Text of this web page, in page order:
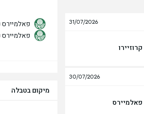
31/07/2026
קרוזיירו
30/07/2026
פאלמיירס
מיקום בטבלה
פאלמיירס ניצחה - 4/5
פאלמיירס ניצחה